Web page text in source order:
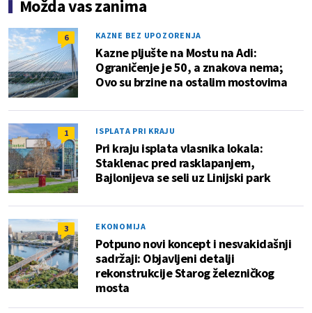
Možda vas zanima
6 KAZNE BEZ UPOZORENJA
Kazne pljušte na Mostu na Adi:
Ograničenje je 50, a znakova nema;
Ovo su brzine na ostalim mostovima
1 ISPLATA PRI KRAJU
Pri kraju isplata vlasnika lokala:
Staklenac pred rasklapanjem,
Bajlonijeva se seli uz Linijski park
3 EKONOMIJA
Potpuno novi koncept i nesvakidašnji
sadržaji: Objavljeni detalji
rekonstrukcije Starog železničkog
mosta